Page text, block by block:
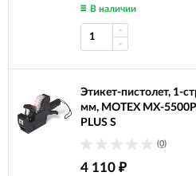
В наличии
Этикет-пистолет, 1-
мм, MOTEX МХ-
PLUS S
(0)
4 110 ₽